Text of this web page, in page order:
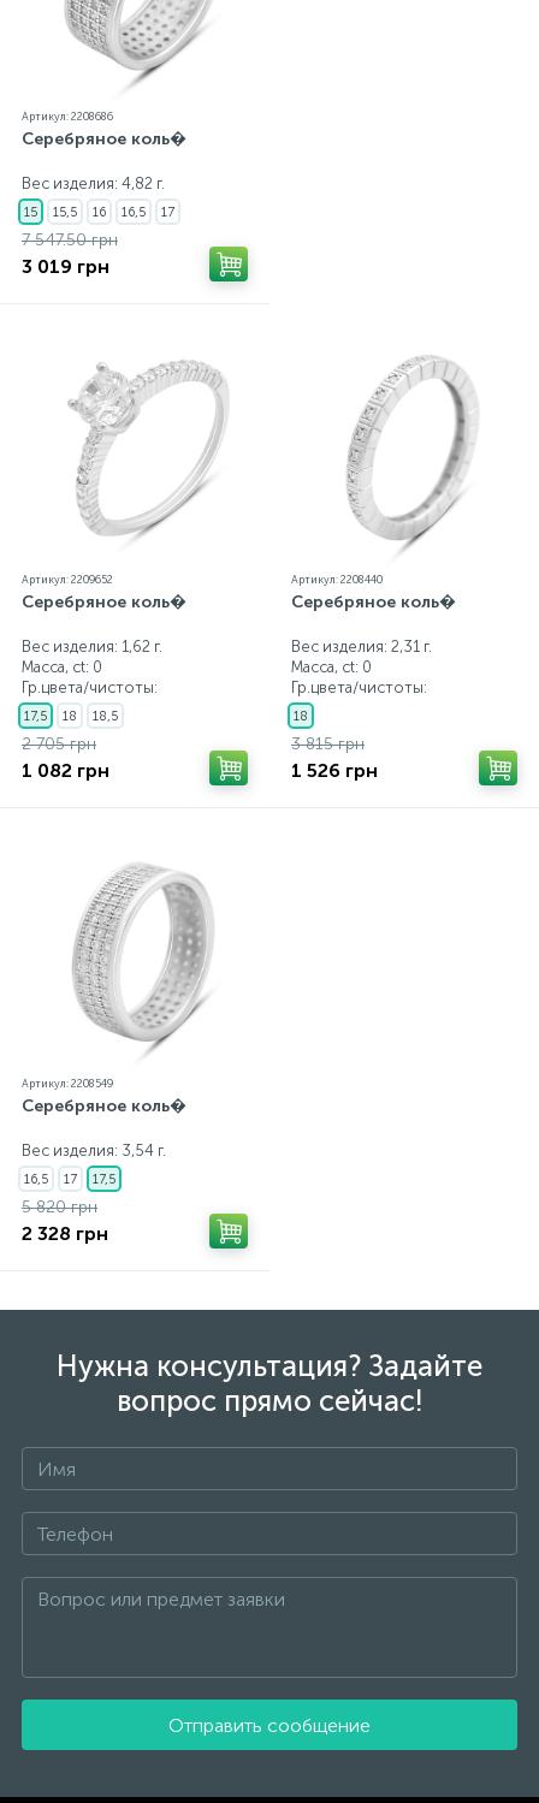
Артикул: 2208686
Серебряное коль�
Вес изделия: 4,82 г.
15 15,5 16 16,5 17
7 547.50 грн
3 019 грн
Артикул: 2209652
Серебряное коль�
Вес изделия: 1,62 г.
Масса, ct: 0
Гр.цвета/чистоты:
17,5 18 18,5
2 705 грн
1 082 грн
Артикул: 2208440
Серебряное коль�
Вес изделия: 2,31 г.
Масса, ct: 0
Гр.цвета/чистоты:
18
3 815 грн
1 526 грн
Артикул: 2208549
Серебряное коль�
Вес изделия: 3,54 г.
16,5 17 17,5
5 820 грн
2 328 грн
Нужна консультация? Задайте
вопрос прямо сейчас!
Отправить сообщение